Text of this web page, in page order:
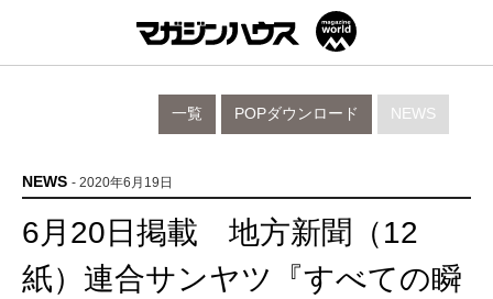
NEWS
POPダウンロード
一覧
NEWS - 2020年6月19日
6月20日掲載 地方新聞（12
紙）連合サンヤツ『すべての瞬